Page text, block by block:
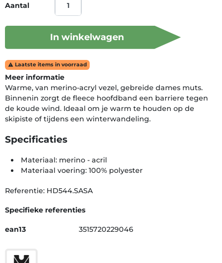
Aantal
In winkelwagen
 Laatste items in voorraad
Meer informatie
Warme, van merino-acryl vezel, gebreide dames muts.
Binnenin zorgt de fleece hoofdband een barriere tegen
de koude wind. Ideaal om je warm te houden op de
skipiste of tijdens een winterwandeling.
Specificaties
Materiaal: merino - acril
Materiaal voering: 100% polyester
Referentie: HD544.SASA
Specifieke referenties
ean13 3515720229046